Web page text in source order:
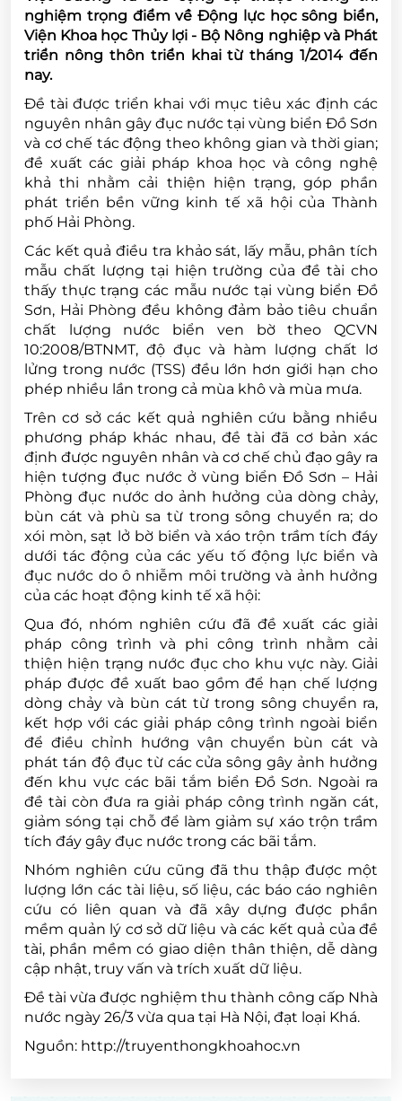
nghiệm trọng điểm về Động lực học sông biển,
Viện Khoa học Thủy lợi - Bộ Nông nghiệp và Phát
triển nông thôn triển khai từ tháng 1/2014 đến
nay.
Đề tài được triển khai với mục tiêu xác định các
nguyên nhân gây đục nước tại vùng biển Đồ Sơn
và cơ chế tác động theo không gian và thời gian;
đề xuất các giải pháp khoa học và công nghệ
khả thi nhằm cải thiện hiện trạng, góp phần
phát triển bền vững kinh tế xã hội của Thành
phố Hải Phòng.
Các kết quả điều tra khảo sát, lấy mẫu, phân tích
mẫu chất lượng tại hiện trường của đề tài cho
thấy thực trạng các mẫu nước tại vùng biển Đồ
Sơn, Hải Phòng đều không đảm bảo tiêu chuẩn
chất lượng nước biển ven bờ theo QCVN
10:2008/BTNMT, độ đục và hàm lượng chất lơ
lửng trong nước (TSS) đều lớn hơn giới hạn cho
phép nhiều lần trong cả mùa khô và mùa mưa.
Trên cơ sở các kết quả nghiên cứu bằng nhiều
phương pháp khác nhau, đề tài đã cơ bản xác
định được nguyên nhân và cơ chế chủ đạo gây ra
hiện tượng đục nước ở vùng biển Đồ Sơn – Hải
Phòng đục nước do ảnh hưởng của dòng chảy,
bùn cát và phù sa từ trong sông chuyển ra; do
xói mòn, sạt lở bờ biển và xáo trộn trầm tích đáy
dưới tác động của các yếu tố động lực biển và
đục nước do ô nhiễm môi trường và ảnh hưởng
của các hoạt động kinh tế xã hội:
Qua đó, nhóm nghiên cứu đã đề xuất các giải
pháp công trình và phi công trình nhằm cải
thiện hiện trạng nước đục cho khu vực này. Giải
pháp được đề xuất bao gồm để hạn chế lượng
dòng chảy và bùn cát từ trong sông chuyển ra,
kết hợp với các giải pháp công trình ngoài biển
để điều chỉnh hướng vận chuyển bùn cát và
phát tán độ đục từ các cửa sông gây ảnh hưởng
đến khu vực các bãi tắm biển Đồ Sơn. Ngoài ra
đề tài còn đưa ra giải pháp công trình ngăn cát,
giảm sóng tại chỗ để làm giảm sự xáo trộn trầm
tích đáy gây đục nước trong các bãi tắm.
Nhóm nghiên cứu cũng đã thu thập được một
lượng lớn các tài liệu, số liệu, các báo cáo nghiên
cứu có liên quan và đã xây dựng được phần
mềm quản lý cơ sở dữ liệu và các kết quả của đề
tài, phần mềm có giao diện thân thiện, dễ dàng
cập nhật, truy vấn và trích xuất dữ liệu.
Đề tài vừa được nghiệm thu thành công cấp Nhà
nước ngày 26/3 vừa qua tại Hà Nội, đạt loại Khá.
Nguồn: http://truyenthongkhoahoc.vn